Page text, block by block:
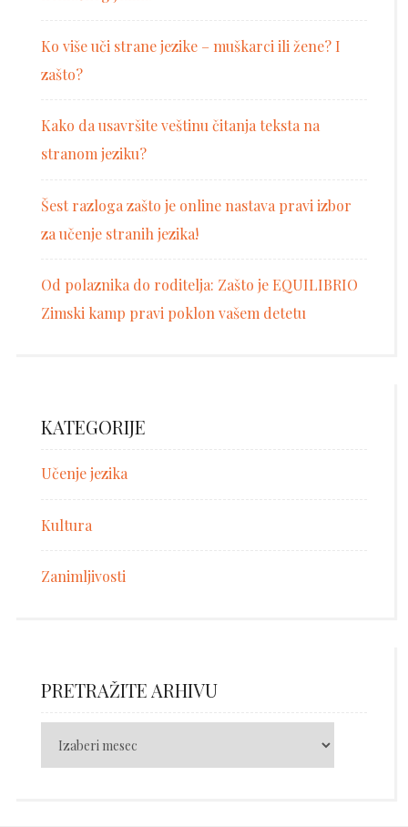
Ko više uči strane jezike – muškarci ili žene? I
zašto?
Kako da usavršite veštinu čitanja teksta na
stranom jeziku?
Šest razloga zašto je online nastava pravi izbor
za učenje stranih jezika!
Od polaznika do roditelja: Zašto je EQUILIBRIO
Zimski kamp pravi poklon vašem detetu
KATEGORIJE
Učenje jezika
Kultura
Zanimljivosti
PRETRAŽITE ARHIVU